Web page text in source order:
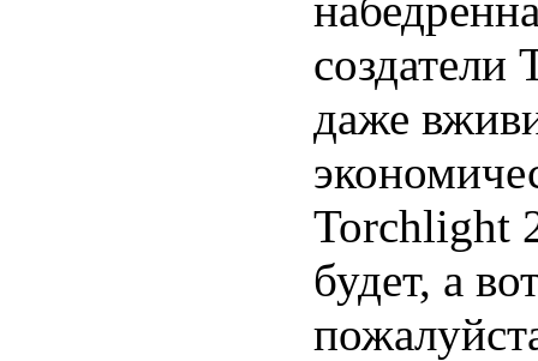
создатели
даже
Torchlight
будет, а